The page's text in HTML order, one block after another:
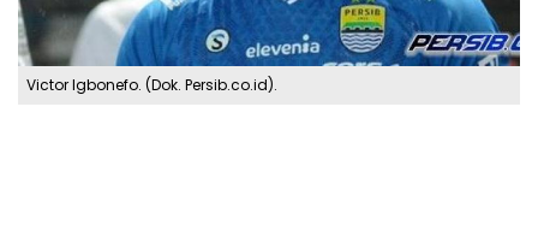
Victor Igbonefo. (Dok. Persib.co.id).